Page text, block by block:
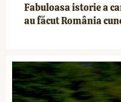
Fabuloasa istorie a
au făcut România